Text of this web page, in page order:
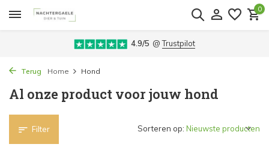
0
4.9/5 @Trustpilot
Terug Home Hond
Al onze product voor jouw hond
Filter Sorteren op: